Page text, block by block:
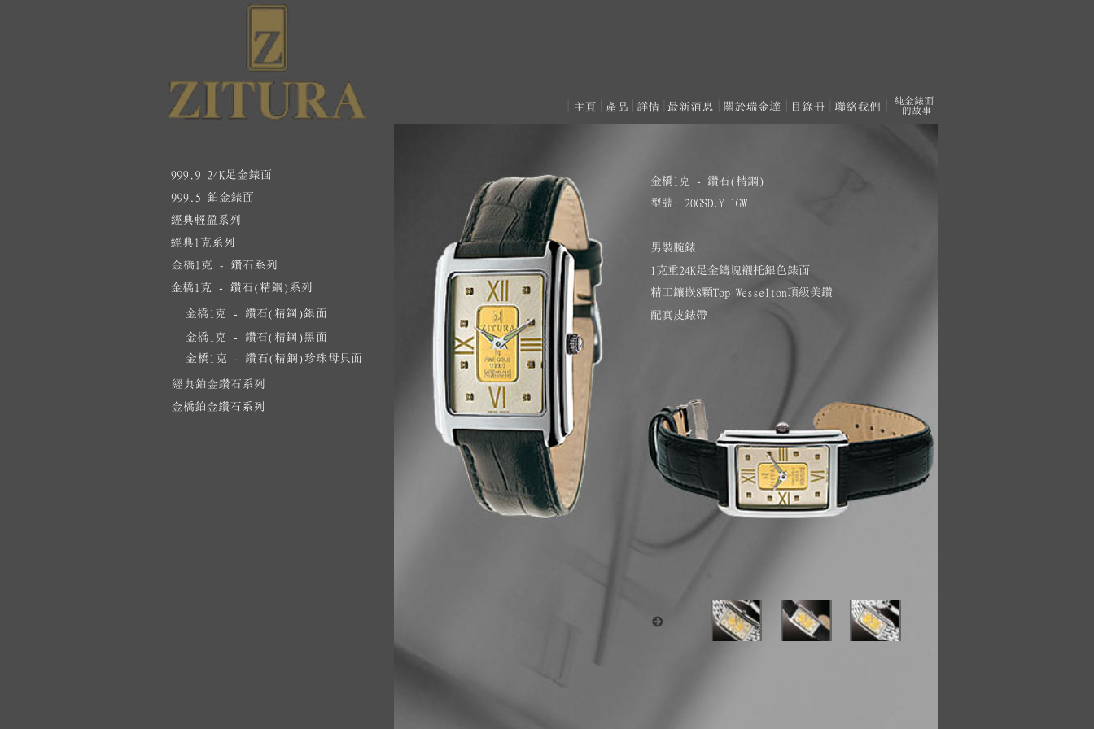
金橋1克 - 鑽石(精鋼)黑面
金橋1克 - 鑽石(精鋼)銀面
金橋1克 - 鑽石(精鋼)珍珠母貝面
金橋1克 - 鑽石(精鋼)
型號: 20GSD.Y 1GW
男裝腕錶
1克重24K足金鑄塊襯托銀色錶面
精工鑲嵌8顆Top Wesselton頂級美鑽
配真皮錶帶